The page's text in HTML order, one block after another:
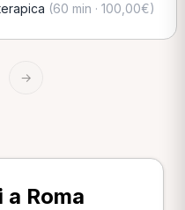
(60 min · 100,00€)
→
Roma